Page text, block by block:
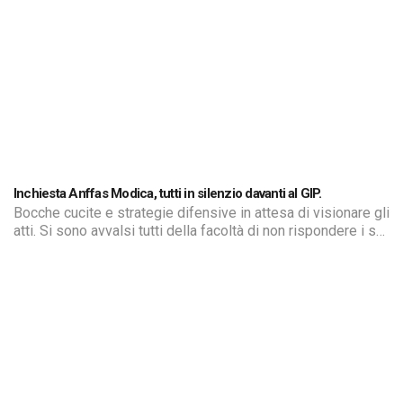
Inchiesta Anffas Modica, tutti in silenzio davanti al GIP.
Bocche cucite e strategie difensive in attesa di visionare gli
atti. Si sono avvalsi tutti della facoltà di non rispondere i sei